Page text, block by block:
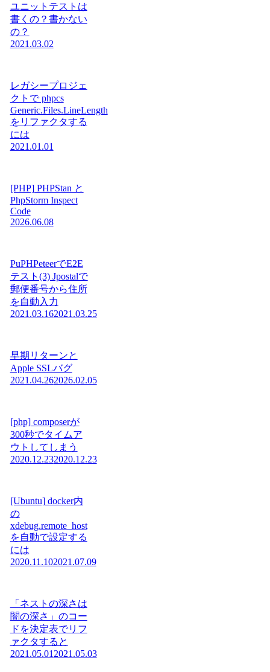
ユニットテストは
書くの？書かない
の？
2021.03.02
レガシープロジェ
クトで phpcs
Generic.Files.LineLength
をリファクタする
には
2021.01.01
[PHP] PHPStan と
PhpStorm Inspect
Code
2026.06.08
PuPHPeteerでE2E
テスト(3) Jpostalで
郵便番号から住所
を自動入力
2021.03.162021.03.25
早期リターンと
Apple SSLバグ
2021.04.262026.02.05
[php] composerが
300秒でタイムア
ウトしてしまう
2020.12.232020.12.23
[Ubuntu] docker内
の
xdebug.remote_host
を自動で設定する
には
2020.11.102021.07.09
「ネストの深さは
闇の深さ」のコー
ドを決定表でリフ
ァクタすると
2021.05.01 2021.05.03